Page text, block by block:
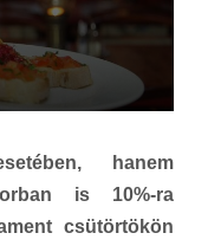
hanem
is 10%-ra
csütörtökön